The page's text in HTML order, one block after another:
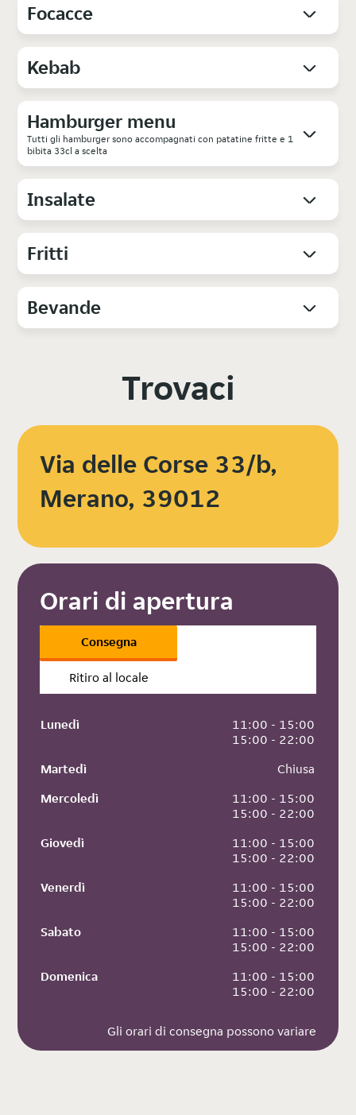
Focacce
Kebab
Hamburger menu
Tutti gli hamburger sono accompagnati con patatine fritte e 1
bibita 33cl a scelta
Insalate
Fritti
Bevande
Trovaci
Via delle Corse 33/b,
Merano, 39012
Orari di apertura
Consegna
Ritiro al locale
Lunedì
11:00 - 15:00
15:00 - 22:00
Martedì
Chiusa
Mercoledì
11:00 - 15:00
15:00 - 22:00
Giovedì
11:00 - 15:00
15:00 - 22:00
Venerdì
11:00 - 15:00
15:00 - 22:00
Sabato
11:00 - 15:00
15:00 - 22:00
Domenica
11:00 - 15:00
15:00 - 22:00
Gli orari di consegna possono variare